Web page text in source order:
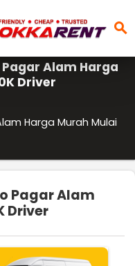
search
Alam Harga
Driver
Harga Murah Mulai
Pagar Alam
Driver